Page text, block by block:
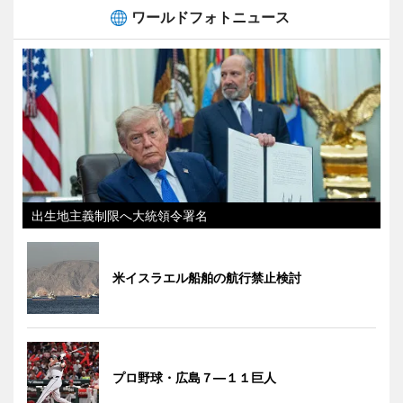
ワールドフォトニュース
出生地主義制限へ大統領令署名
米イスラエル船舶の航行禁止検討
プロ野球・広島７―１１巨人